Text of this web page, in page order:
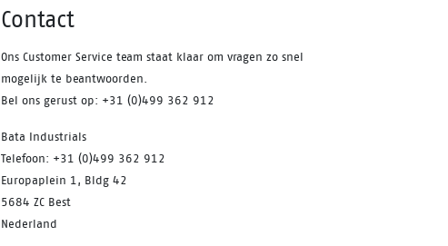
Contact
Ons Customer Service team staat klaar om vragen zo snel
mogelijk te beantwoorden.
Bel ons gerust op: +31 (0)499 362 912
Bata Industrials
Telefoon: +31 (0)499 362 912
Europaplein 1, Bldg 42
5684 ZC Best
Nederland